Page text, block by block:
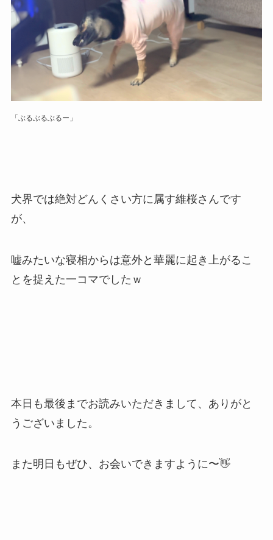
「ぶるぶるぶるー」
犬界では絶対どんくさい方に属す維桜さんです
が、
嘘みたいな寝相からは意外と華麗に起き上がるこ
とを捉えた一コマでしたｗ
本日も最後までお読みいただきまして、ありがと
うございました。
また明日もぜひ、お会いできますように〜👋